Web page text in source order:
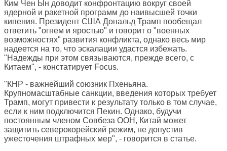
Ким Чен Ын доводит конфронтацию вокруг своей
ядерной и ракетной программ до наивысшей точки
кипения. Президент США Дональд Трамп пообещал
ответить "огнем и яростью" и говорит о "военных
возможностях" развития конфликта, однако весь мир
надеется на то, что эскалации удастся избежать.
"Надежды при этом связываются, прежде всего, с
Китаем", - констатирует Focus.
"КНР - важнейший союзник Пхеньяна.
Крупномасштабные санкции, введения которых требует
Трамп, могут привести к результату только в том случае,
если к ним подключится Пекин. Однако, будучи
постоянным членом Совбеза ООН, Китай может
защитить северокорейский режим, не допустив
ужесточения штрафных мер", - говорится в статье.